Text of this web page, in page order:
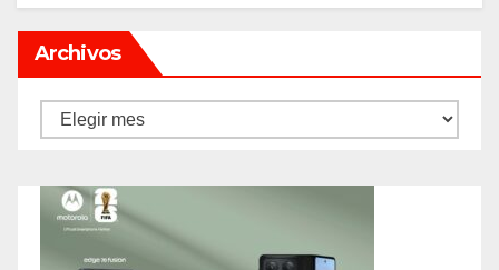
Archivos
Archivos